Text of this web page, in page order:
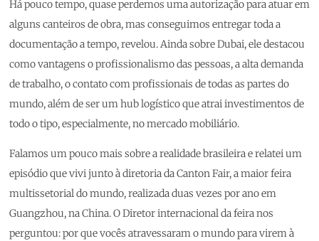
Há pouco tempo, quase perdemos uma autorização para atuar em
alguns canteiros de obra, mas conseguimos entregar toda a
documentação a tempo, revelou. Ainda sobre Dubai, ele destacou
como vantagens o profissionalismo das pessoas, a alta demanda
de trabalho, o contato com profissionais de todas as partes do
mundo, além de ser um hub logístico que atrai investimentos de
todo o tipo, especialmente, no mercado mobiliário.
Falamos um pouco mais sobre a realidade brasileira e relatei um
episódio que vivi junto à diretoria da Canton Fair, a maior feira
multissetorial do mundo, realizada duas vezes por ano em
Guangzhou, na China. O Diretor internacional da feira nos
perguntou: por que vocês atravessaram o mundo para virem à